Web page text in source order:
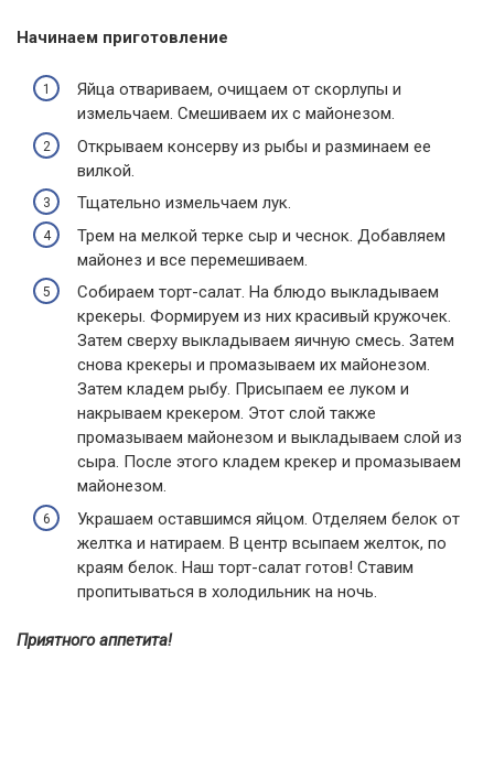
Начинаем приготовление
Яйца отвариваем, очищаем от скорлупы и
измельчаем. Смешиваем их с майонезом.
Открываем консерву из рыбы и разминаем ее
вилкой.
Тщательно измельчаем лук.
Трем на мелкой терке сыр и чеснок. Добавляем
майонез и все перемешиваем.
Собираем торт-салат. На блюдо выкладываем
крекеры. Формируем из них красивый кружочек.
Затем сверху выкладываем яичную смесь. Затем
снова крекеры и промазываем их майонезом.
Затем кладем рыбу. Присыпаем ее луком и
накрываем крекером. Этот слой также
промазываем майонезом и выкладываем слой из
сыра. После этого кладем крекер и промазываем
майонезом.
Украшаем оставшимся яйцом. Отделяем белок от
желтка и натираем. В центр всыпаем желток, по
краям белок. Наш торт-салат готов! Ставим
пропитываться в холодильник на ночь.
Приятного аппетита!